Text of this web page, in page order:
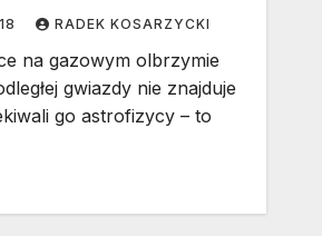
RADEK KOSARZYCKI
na gazowym olbrzymie
gwiazdy nie znajduje
go astrofizycy – to